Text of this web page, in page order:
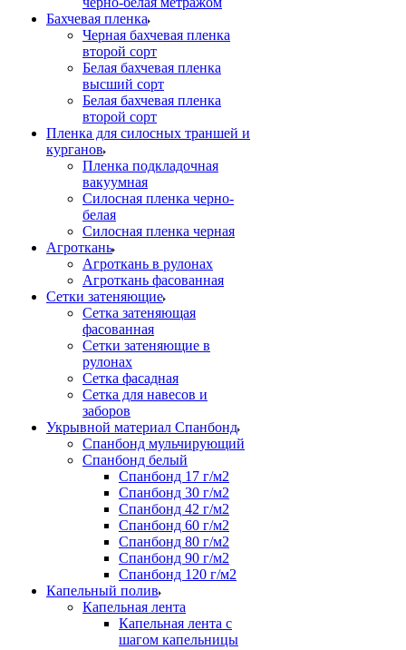
Бахчевая пленка
Черная бахчевая пленка
второй сорт
Белая бахчевая пленка
высший сорт
Белая бахчевая пленка
второй сорт
Пленка для силосных траншей и
курганов
Пленка подкладочная
вакуумная
Силосная пленка черно-
белая
Силосная пленка черная
Агроткань
Агроткань в рулонах
Агроткань фасованная
Сетки затеняющие
Сетка затеняющая
фасованная
Сетки затеняющие в
рулонах
Сетка фасадная
Сетка для навесов и
заборов
Укрывной материал Спанбонд
Спанбонд мульчирующий
Спанбонд белый
Спанбонд 17 г/м2
Спанбонд 30 г/м2
Спанбонд 42 г/м2
Спанбонд 60 г/м2
Спанбонд 80 г/м2
Спанбонд 90 г/м2
Спанбонд 120 г/м2
Капельный полив
Капельная лента
Капельная лента с
шагом капельницы